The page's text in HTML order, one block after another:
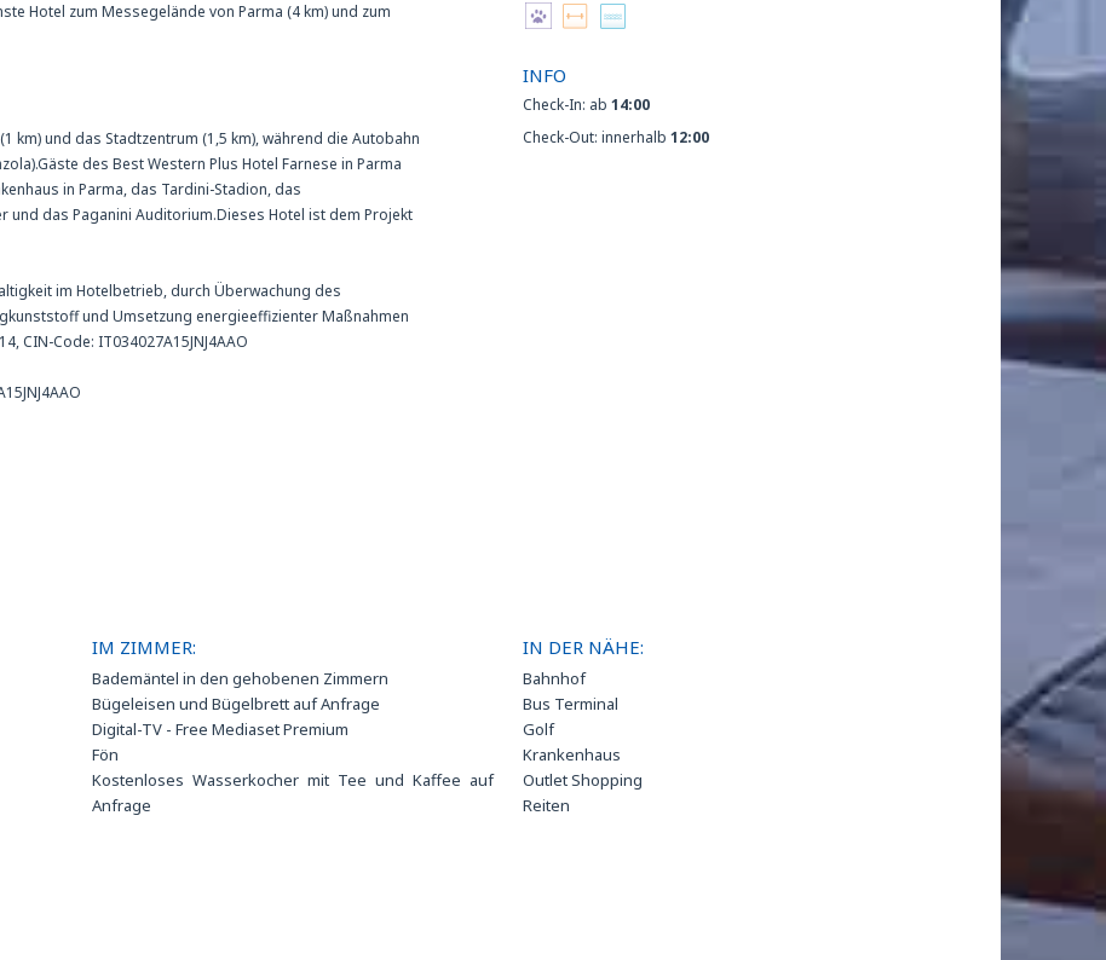
Hotel zum Messegelände von Parma (4 km) und zum
km) und das Stadtzentrum (1,5 km), während die Autobahn
des Best Western Plus Hotel Farnese in Parma
in Parma, das Tardini-Stadion, das
und das Paganini Auditorium.Dieses Hotel ist dem Projekt
im Hotelbetrieb, durch Überwachung des
und Umsetzung energieeffizienter Maßnahmen
CIN-Code: IT034027A15JNJ4AAO
INFO
Check-In: ab14:00
Check-Out: innerhalb12:00
IM ZIMMER:
Bademäntel in den gehobenen Zimmern
Bügeleisen und Bügelbrett auf Anfrage
Digital-TV - Free Mediaset Premium
Fön
Kostenloses Wasserkocher mit Tee und Kaffee auf
Anfrage
IN DER NÄHE:
Bahnhof
Bus Terminal
Golf
Krankenhaus
Outlet Shopping
Reiten